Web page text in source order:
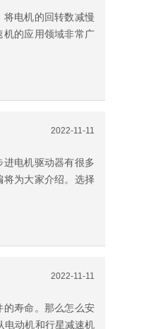
电机的回转数减慢
机的应用领域非常广
2022-11-11
电机驱动器有很多
为大家介绍。选择
2022-11-11
的寿命。那么怎么安
电动机和行星减速机